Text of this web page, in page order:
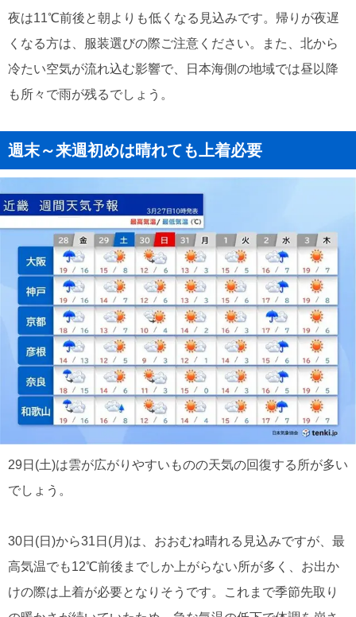
夜は11℃前後と朝よりも低くなる見込みです。帰りが夜遅
くなる方は、服装選びの際ご注意ください。また、北から
冷たい空気が流れ込む影響で、日本海側の地域では昼以降
も所々で雨が残るでしょう。
週末～来週初めは晴れても上着必要
29日(土)は雲が広がりやすいものの天気の回復する所が多い
でしょう。
30日(日)から31日(月)は、おおむね晴れる見込みですが、最
高気温でも12℃前後までしか上がらない所が多く、お出か
けの際は上着が必要となりそうです。これまで季節先取り